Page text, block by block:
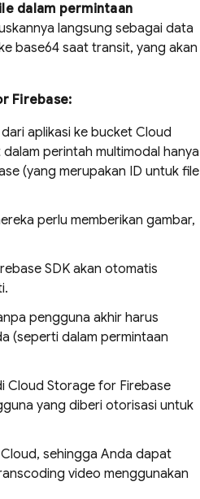
dalam permintaan
langsung sebagai data
base64 saat transit, yang akan
Firebase:
aplikasi ke bucket Cloud
perintah multimodal hanya
(yang merupakan ID untuk file
perlu memberikan gambar,
SDK akan otomatis
pengguna akhir harus
(seperti dalam permintaan
Cloud Storage for Firebase
yang diberi otorisasi untuk
, sehingga Anda dapat
video menggunakan